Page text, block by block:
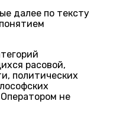
далее по тексту
расовой,
политических
не